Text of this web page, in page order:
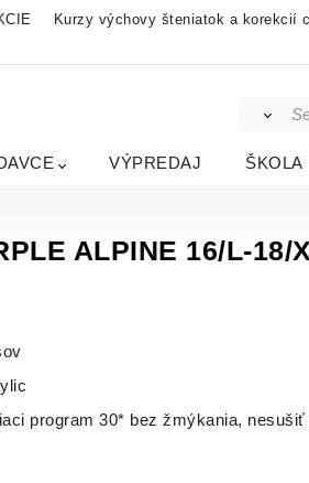
Kurzy výchovy šteniatok a korekcií
VÝPREDAJ ŠKOLA
ALPINE 16/L-18/
program 30* bez žmýkania,